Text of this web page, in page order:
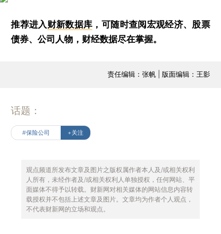
推荐进入财新数据库 ，可随时查阅宏观经济、股票
债券、公司人物，财经数据尽在掌握。
责任编辑：张帆 | 版面编辑：王影
话题：
#保险公司 +关注
观点频道所发布文章及图片之版权属作者本人及/或相关权利
人所有，未经作者及/或相关权利人单独授权，任何网站、平
面媒体不得予以转载。财新网对相关媒体的网站信息内容转
载授权并不包括上述文章及图片。文章均为作者个人观点，
不代表财新网的立场和观点。